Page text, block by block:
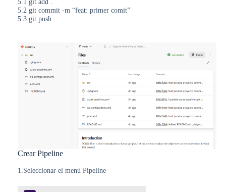
5.2 git commit -m “feat: primer comit”
5.3 git push
Crear Pipeline
1.Seleccionar el menú Pipeline